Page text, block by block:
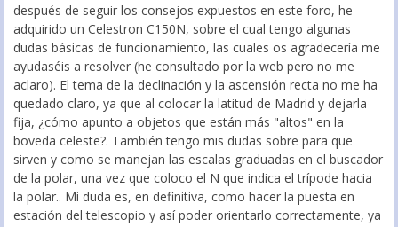
después de seguir los consejos expuestos en este foro, he
adquirido un Celestron C150N, sobre el cual tengo algunas
dudas básicas de funcionamiento, las cuales os agradecería me
ayudaséis a resolver (he consultado por la web pero no me
aclaro). El tema de la declinación y la ascensión recta no me ha
quedado claro, ya que al colocar la latitud de Madrid y dejarla
fija, ¿cómo apunto a objetos que están más "altos" en la
boveda celeste?. También tengo mis dudas sobre para que
sirven y como se manejan las escalas graduadas en el buscador
de la polar, una vez que coloco el N que indica el trípode hacia
la polar.. Mi duda es, en definitiva, como hacer la puesta en
estación del telescopio y así poder orientarlo correctamente, ya